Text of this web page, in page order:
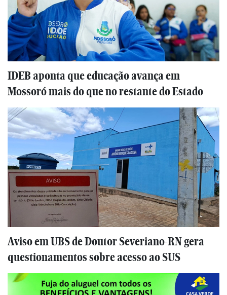
IDEB aponta que educação avança em
Mossoró mais do que no restante do Estado
Aviso em UBS de Doutor Severiano-RN gera
questionamentos sobre acesso ao SUS